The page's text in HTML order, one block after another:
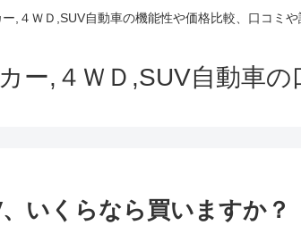
,４ＷＤ,SUV自動車の機能性や価格比較、口コミや
ー,４ＷＤ,SUV自動車
いくらなら買いますか？